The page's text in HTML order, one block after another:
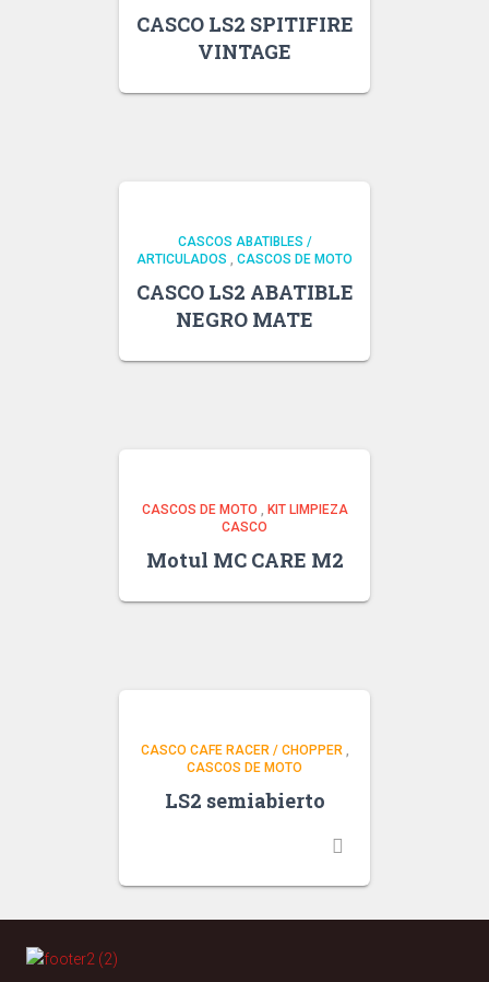
CASCO LS2 SPITIFIRE
VINTAGE
CASCOS ABATIBLES /
ARTICULADOS
CASCOS DE MOTO
CASCO LS2 ABATIBLE
NEGRO MATE
CASCOS DE MOTO
KIT LIMPIEZA
CASCO
Motul MC CARE M2
CASCO CAFE RACER / CHOPPER
CASCOS DE MOTO
LS2 semiabierto